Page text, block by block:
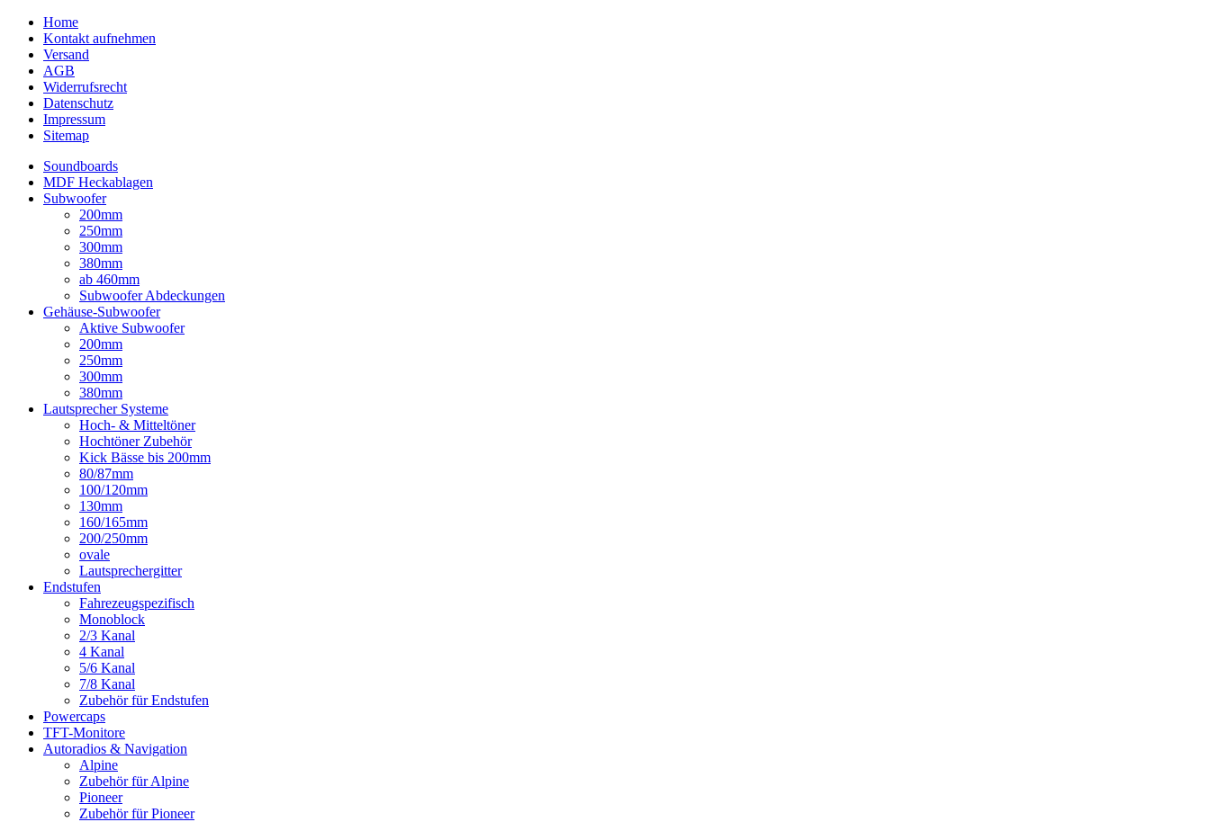
Home
Kontakt aufnehmen
Versand
AGB
Widerrufsrecht
Datenschutz
Impressum
Sitemap
Soundboards
MDF Heckablagen
Subwoofer
200mm
250mm
300mm
380mm
ab 460mm
Subwoofer Abdeckungen
Gehäuse-Subwoofer
Aktive Subwoofer
200mm
250mm
300mm
380mm
Lautsprecher Systeme
Hoch- & Mitteltöner
Hochtöner Zubehör
Kick Bässe bis 200mm
80/87mm
100/120mm
130mm
160/165mm
200/250mm
ovale
Lautsprechergitter
Endstufen
Fahrezeugspezifisch
Monoblock
2/3 Kanal
4 Kanal
5/6 Kanal
7/8 Kanal
Zubehör für Endstufen
Powercaps
TFT-Monitore
Autoradios & Navigation
Alpine
Zubehör für Alpine
Pioneer
Zubehör für Pioneer